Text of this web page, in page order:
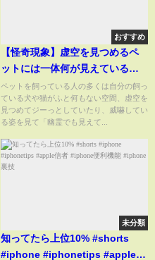
おすすめ
【怪奇現象】虚空を見つめるペ
ットには一体何が見えているの
か…
ペットを飼っている人の多くは自分の飼っ
ている犬や猫がふと何もない空間、虚空を
見つめてジーっとしていたり、威嚇してい
る姿を見て「幽霊でも見えて...
未分類
知ってたら上位10% #shorts
#iphone #iphonetips #apple信